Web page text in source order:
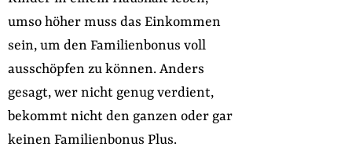
umso höher muss das Einkommen
sein, um den Familienbonus voll
ausschöpfen zu können. Anders
gesagt, wer nicht genug verdient,
bekommt nicht den ganzen oder gar
keinen Familienbonus Plus.